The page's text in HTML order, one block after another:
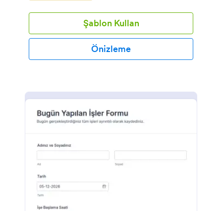
Şablon Kullan
Önizleme